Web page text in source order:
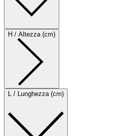
H / Altezza (cm)
L / Lunghezza (cm)